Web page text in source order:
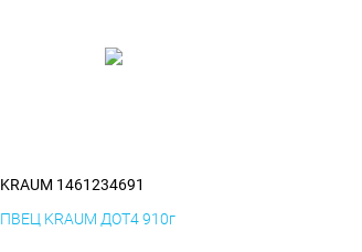
KRAUM 1461234691
ПВЕЦ KRAUM ДОТ4 910г